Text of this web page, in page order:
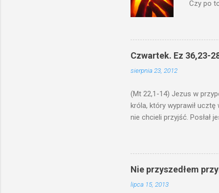
Czy po
niechaj
ma. W
by je
Czwartek. Ez 36,23-
sierpnia 23, 2012
(Mt 22,1-14) Jezus w
króla, który wyprawił ucztę
nie chcieli przyjść. Posłał
swoje pole, drugi do
gniewem. Posłał swe
wprawdzie jest gotowa,
których spotkacie. Słudzy
biesiadnikami. Wszedł król,
Nie przyszedłem
lipca 15, 2013